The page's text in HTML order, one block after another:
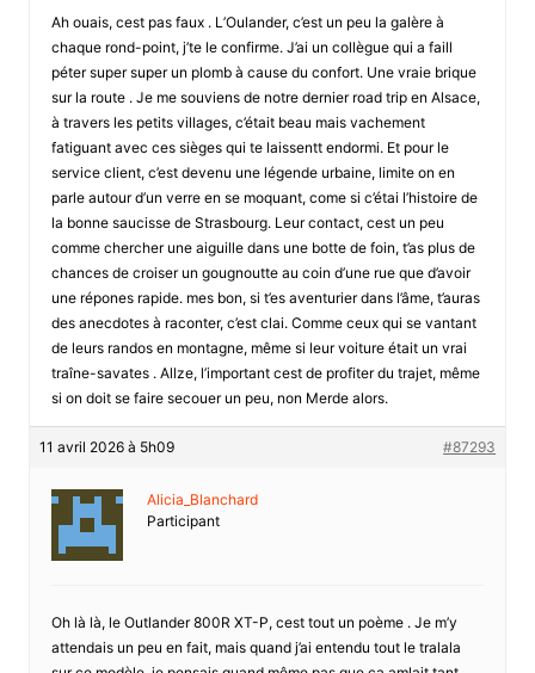
Ah ouais, cest pas faux . L’Oulander, c’est un peu la galère à
chaque rond-point, j’te le confirme. J’ai un collègue qui a faill
péter super super un plomb à cause du confort. Une vraie brique
sur la route . Je me souviens de notre dernier road trip en Alsace,
à travers les petits villages, c’était beau mais vachement
fatiguant avec ces sièges qui te laissentt endormi. Et pour le
service client, c’est devenu une légende urbaine, limite on en
parle autour d’un verre en se moquant, come si c’étai l’histoire de
la bonne saucisse de Strasbourg. Leur contact, cest un peu
comme chercher une aiguille dans une botte de foin, t’as plus de
chances de croiser un gougnoutte au coin d’une rue que d’avoir
une répones rapide. mes bon, si t’es aventurier dans l’âme, t’auras
des anecdotes à raconter, c’est clai. Comme ceux qui se vantant
de leurs randos en montagne, même si leur voiture était un vrai
traîne-savates . Allze, l’important cest de profiter du trajet, même
si on doit se faire secouer un peu, non Merde alors.
11 avril 2026 à 5h09 #87293
Alicia_Blanchard
Participant
Oh là là, le Outlander 800R XT-P, cest tout un poème . Je m’y
attendais un peu en fait, mais quand j’ai entendu tout le tralala